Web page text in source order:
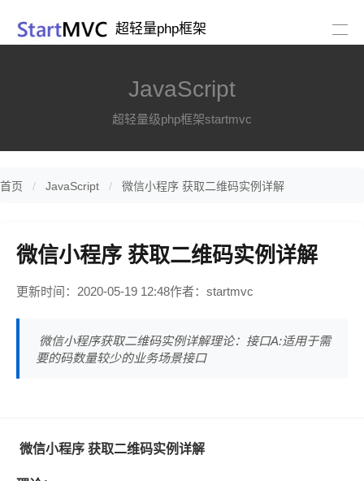
超轻量php框架
JavaScript
超轻量级php框架startmvc
首页 JavaScript 微信小程序 获取二维码实例详解
微信小程序 获取二维码实例详解
更新时间：2020-05-19 12:48作者：startmvc
微信小程序获取二维码实例详解理论：接口A:适用于需
要的码数量较少的业务场景接口
微信小程序 获取二维码实例详解